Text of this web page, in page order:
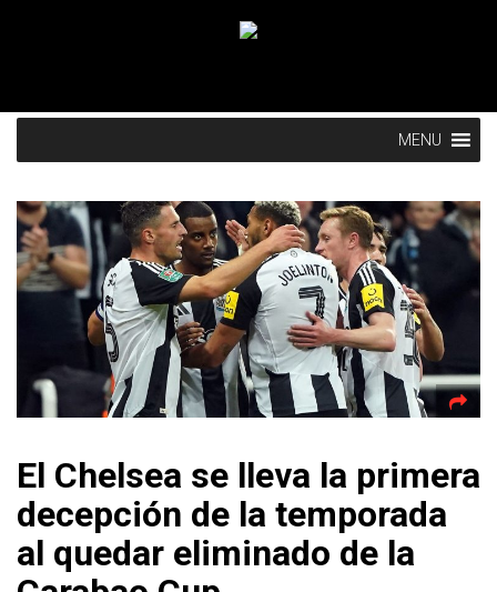
MENU
El Chelsea se lleva la primera
decepción de la temporada
al quedar eliminado de la